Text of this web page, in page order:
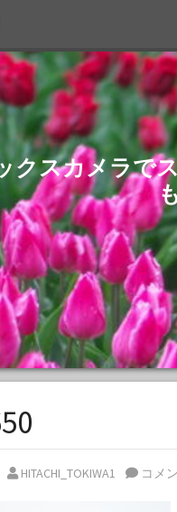
クスカメラで
Posted by
HITACHI_TOKIWA1 コメ